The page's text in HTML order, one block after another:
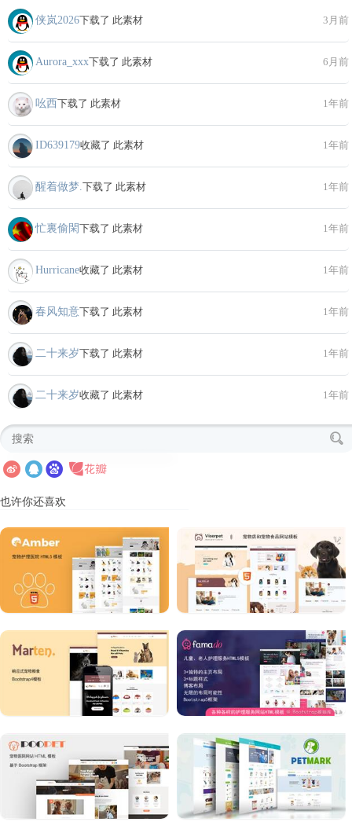
侠岚2026下载了 此素材 3月前
Aurora_xxx下载了 此素材 6月前
吆西下载了 此素材 1年前
ID639179收藏了 此素材 1年前
醒着做梦.下载了 此素材 1年前
忙裏偷閑下载了 此素材 1年前
Hurricane收藏了 此素材 1年前
春风知意下载了 此素材 1年前
二十来岁下载了 此素材 1年前
二十来岁收藏了 此素材 1年前
也许你还喜欢